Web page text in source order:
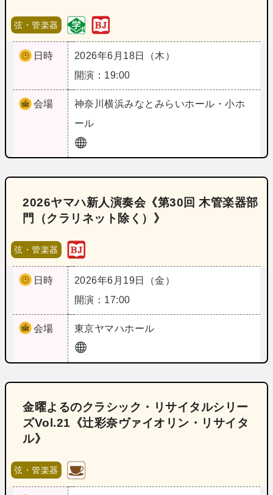
弦・管楽器
日時
2026年6月18日（木）
開演：19:00
会場 神奈川横浜みなとみらいホール・小ホ
ール
2026ヤマハ新人演奏会《第30回 木管楽器部
門（クラリネット除く）》
弦・管楽器
日時
2026年6月19日（金）
開演：17:00
会場 東京ヤマハホール
金曜よるのクラシック・リサイタルシリー
ズVol.21《辻彩奈ヴァイオリン・リサイタ
ル》
弦・管楽器